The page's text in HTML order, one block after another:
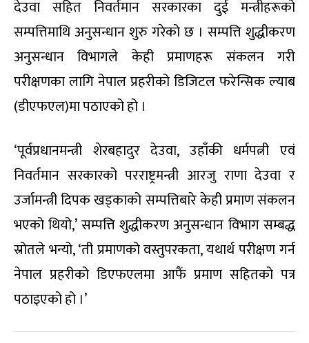
देउवा सहित निवर्तमान सरकारका दुई मन्त्रीहरूको
सम्पत्तिमाथि अनुसन्धान शुरु गरेको छ । सम्पत्ति शुद्धीकरण
अनुसन्धान विभागले केही प्रमाणहरू संकलन गरी
परीक्षणका लागि नेपाल प्रहरीको डिजिटल फरेन्सिक ल्याब
(डीएफएल)मा पठाएको हो ।
‘पूर्वप्रधानमन्त्री शेरबहादुर देउवा, उहाँकी धर्मपत्नी एवं
निवर्तमान सरकारको परराष्ट्रमन्त्री आरजु राणा देउवा र
उर्जामन्त्री दिपक खड्काको सम्पत्तिबारे केही प्रमाण संकलन
भएको थियो,’ सम्पत्ति शुद्धीकरण अनुसन्धान विभाग सम्बद्ध
स्रोतले भन्यो, ‘ती प्रमाणको वस्तुपरकता, यथार्थ परीक्षण गर्न
नेपाल प्रहरीको डिएफएलमा आफैं प्रमाण सहितको पत्र
पठाइएको हो ।’